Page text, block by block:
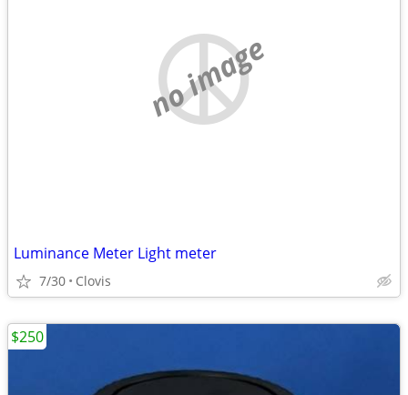
no image
Luminance Meter Light meter
7/30 Clovis
$250